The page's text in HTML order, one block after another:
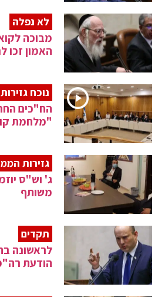
לא נפלה
מבוכה
האמון זכו
נוכח
הח"כים
"מלחמת
גזירות
ג' וש"ס
משותף
תקדים
לראשונה
הודעת